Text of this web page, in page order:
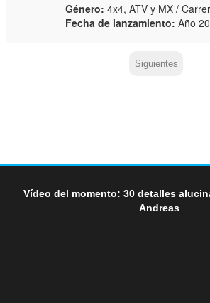
Género: 4x4, ATV y MX /
Fecha de lanzamiento: Año
Siguientes
Vídeo del momento: 30 detalles
Andreas